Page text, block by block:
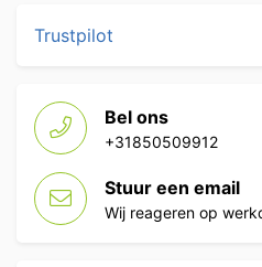
Trustpilot
Bel ons
+31850509912
Stuur een email
Wij reageren op